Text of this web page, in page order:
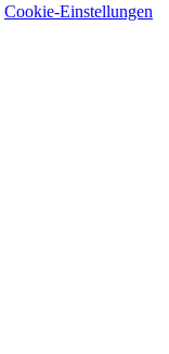
Cookie-Einstellungen